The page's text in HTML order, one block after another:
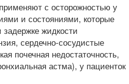
с осторожностью у
и состояниями, которые
задержке жидкости
сердечно-сосудистые
почечная недостаточность,
астма), у пациенток